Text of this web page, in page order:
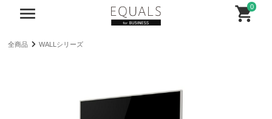
0
全商品 WALLシリーズ